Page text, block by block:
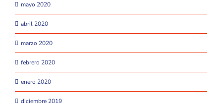
mayo 2020
abril 2020
marzo 2020
febrero 2020
enero 2020
diciembre 2019